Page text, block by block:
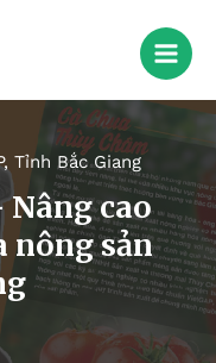
, Tỉnh Bắc Giang
Nâng cao
nông sản